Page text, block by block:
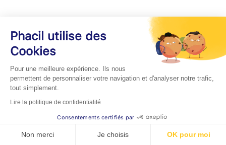
Phacil utilise des
Cookies
Pour une meilleure expérience. Ils nous
permettent de personnaliser votre navigation et d'analyser notre trafic,
tout simplement.
Lire la politique de confidentialité
Consentements certifiés par
Non merci Je choisis OK pour moi